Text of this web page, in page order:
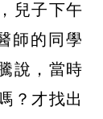
兒子下午
師的同學
說，當時
？才找出